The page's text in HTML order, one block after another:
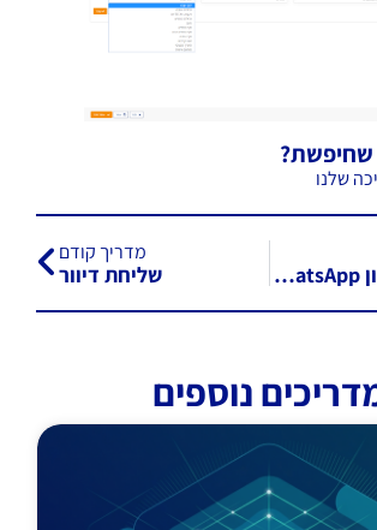
שלנו
הגדרת חשבון WhatsApp
מדריך קודם
שליחת דיוור
נוספים